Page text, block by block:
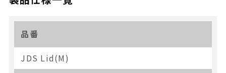
品番
JDS Lid(M)